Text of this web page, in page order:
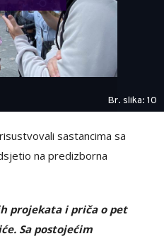
Br. slika: 10
sastancima sa
na predizborna
projekata i priča o pet
Sa postojećim